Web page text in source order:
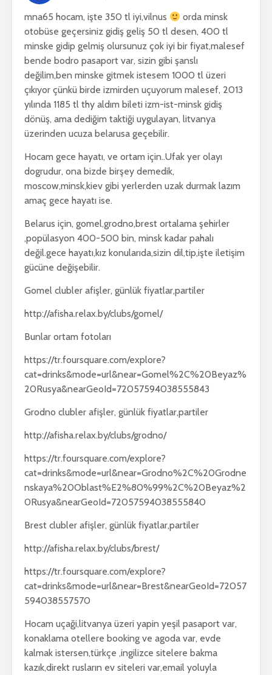
mna65 hocam, işte 350 tl iyi,vilnus
orda minsk
otobüse geçersiniz gidiş geliş 50 tl desen, 400 tl
minske gidip gelmiş olursunuz çok iyi bir fiyat,malesef
bende bodro pasaport var, sizin gibi şanslı
değilim,ben minske gitmek istesem 1000 tl üzeri
çıkıyor çünkü birde izmirden uçuyorum malesef, 2013
yılında 1185 tl thy aldım bileti izm-ist-minsk gidiş
dönüş, ama dediğim taktiği uygulayan, litvanya
üzerinden ucuza belarusa geçebilir.
Hocam gece hayatı, ve ortam için..Ufak yer olayı
dogrudur, ona bizde birşey demedik,
moscow,minsk,kiev gibi yerlerden uzak durmak lazım
amaç gece hayatı ise.
Belarus için, gomel,grodno,brest ortalama şehirler
,popülasyon 400-500 bin, minsk kadar pahalı
değil.gece hayatı,kız konularıda,sizin dil,tip,işte iletişim
gücüne değişebilir.
Gomel clubler afişler, günlük fiyatlar,partiler
http://afisha.relax.by/clubs/gomel/
Bunlar ortam fotoları
https://tr.foursquare.com/explore?
cat=drinks&mode=url&near=Gomel%2C%20Beyaz%
20Rusya&nearGeoId=72057594038555843
Grodno clubler afişler, günlük fiyatlar,partiler
http://afisha.relax.by/clubs/grodno/
https://tr.foursquare.com/explore?
cat=drinks&mode=url&near=Grodno%2C%20Grodne
nskaya%20Oblast%E2%80%99%2C%20Beyaz%2
0Rusya&nearGeoId=72057594038555840
Brest clubler afişler, günlük fiyatlar,partiler
http://afisha.relax.by/clubs/brest/
https://tr.foursquare.com/explore?
cat=drinks&mode=url&near=Brest&nearGeoId=72057
594038557570
Hocam uçaği,litvanya üzeri yapin yeşil pasaport var,
konaklama otellere booking ve agoda var, evde
kalmak istersen,türkçe ,ingilizce sitelere bakma
kazık,direkt rusların ev siteleri var,email yoluyla